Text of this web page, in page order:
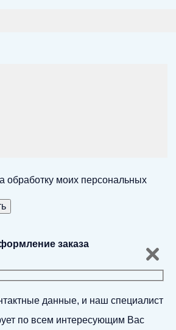
обработку моих персональных
заказа
данные, и наш специалист
по всем интересующим Вас